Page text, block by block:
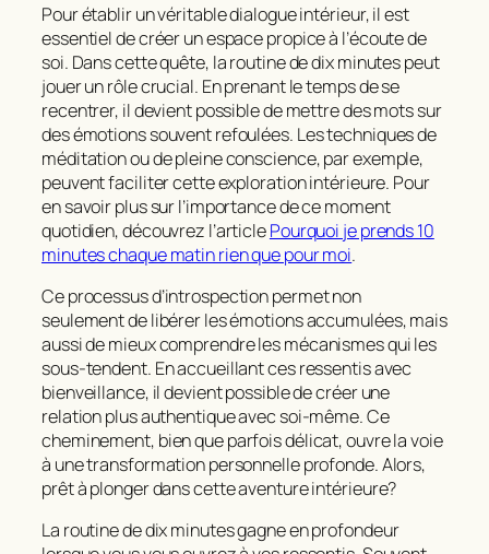
Pour établir un véritable dialogue intérieur, il est
essentiel de créer un espace propice à l’écoute de
soi. Dans cette quête, la routine de dix minutes peut
jouer un rôle crucial. En prenant le temps de se
recentrer, il devient possible de mettre des mots sur
des émotions souvent refoulées. Les techniques de
méditation ou de pleine conscience, par exemple,
peuvent faciliter cette exploration intérieure. Pour
en savoir plus sur l’importance de ce moment
quotidien, découvrez l’articlePourquoi je prends 10
minutes chaque matin rien que pour moi.
Ce processus d’introspection permet non
seulement de libérer les émotions accumulées, mais
aussi de mieux comprendre les mécanismes qui les
sous-tendent. En accueillant ces ressentis avec
bienveillance, il devient possible de créer une
relation plus authentique avec soi-même. Ce
cheminement, bien que parfois délicat, ouvre la voie
à une transformation personnelle profonde. Alors,
prêt à plonger dans cette aventure intérieure?
La routine de dix minutes gagne en profondeur